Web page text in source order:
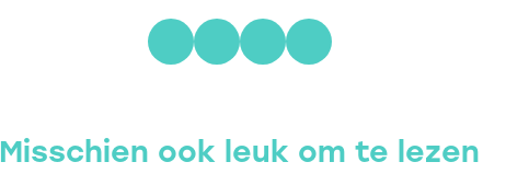
Misschien ook leuk om te lezen